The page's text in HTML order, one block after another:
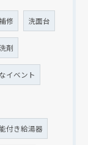
修 洗面台
洗剤
イベント
付き給湯器